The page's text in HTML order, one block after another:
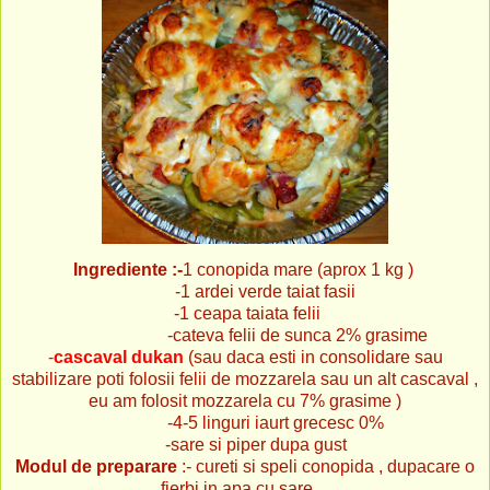
Ingrediente :-1 conopida mare (aprox 1 kg )
-1 ardei verde taiat fasii
-1 ceapa taiata felii
-cateva felii de sunca 2% grasime
-cascaval dukan (sau daca esti in consolidare sau
stabilizare poti folosii felii de mozzarela sau un alt cascaval ,
eu am folosit mozzarela cu 7% grasime )
-4-5 linguri iaurt grecesc 0%
-sare si piper dupa gust
Modul de preparare :- cureti si speli conopida , dupacare o